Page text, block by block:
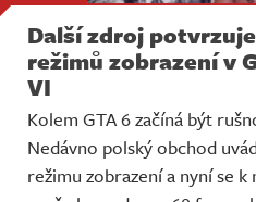
Další zdroj
režimů zobrazení v
VI
Kolem GTA 6 začíná být
Nedávno polský obchod
režimu zobrazení a nyní se